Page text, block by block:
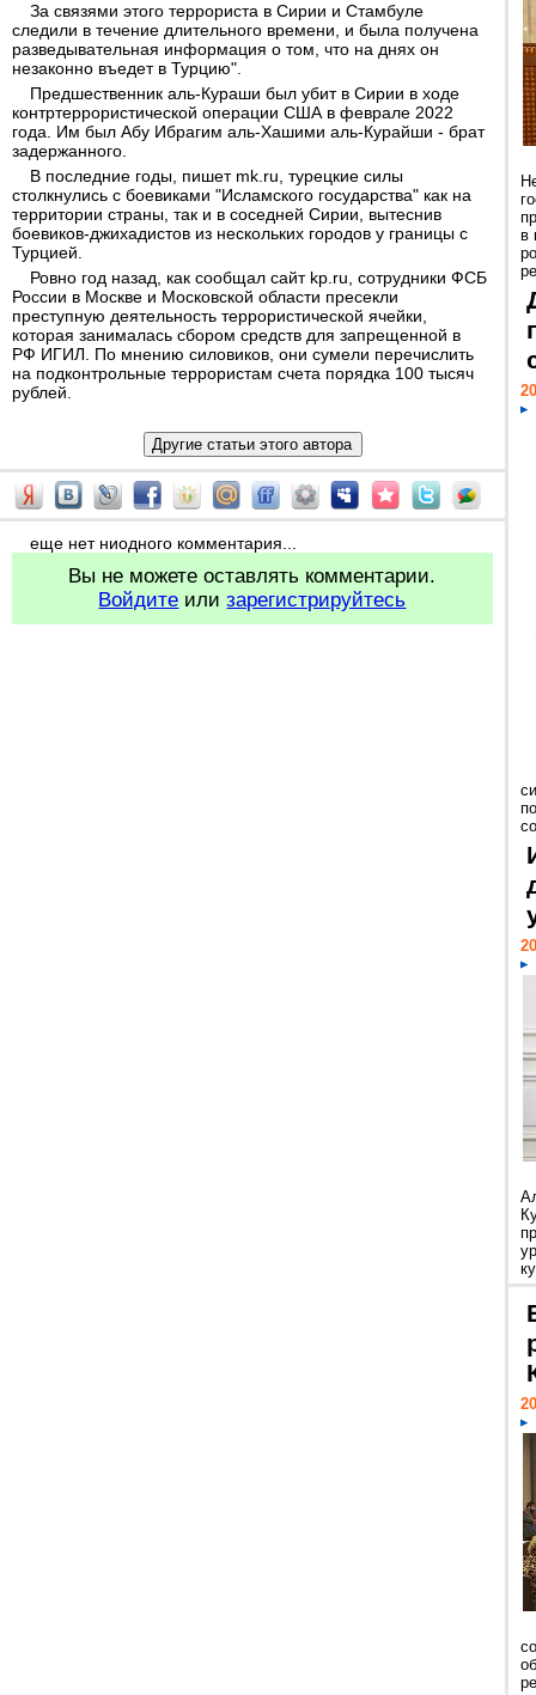
За связями этого террориста в Сирии и Стамбуле
следили в течение длительного времени, и была получена
разведывательная информация о том, что на днях он
незаконно въедет в Турцию".
Предшественник аль-Кураши был убит в Сирии в ходе
контртеррористической операции США в феврале 2022
года. Им был Абу Ибрагим аль-Хашими аль-Курайши - брат
задержанного.
В последние годы, пишет mk.ru, турецкие силы
столкнулись с боевиками "Исламского государства" как на
территории страны, так и в соседней Сирии, вытеснив
боевиков-джихадистов из нескольких городов у границы с
Турцией.
Ровно год назад, как сообщал сайт kp ru , сотрудники ФСБ
России в Москве и Московской области пресекли
преступную деятельность террористической ячейки,
которая занималась сбором средств для запрещенной в
РФ ИГИЛ . По мнению силовиков, они сумели перечислить
на подконтрольные террористам счета порядка 100 тысяч
рублей.
еще нет ниодного комментария...
Вы не можете оставлять комментарии.
Войдите илизарегистрируйтесь
в